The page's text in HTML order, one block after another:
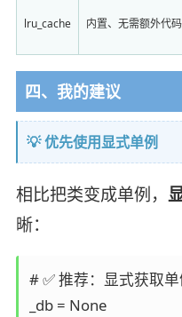
lru_cache 内置、无需额外代码
四、我的建议
💡 优先使用显式单例
相比把类变成单例，
晰：
# ✅ 推荐：显式获取单
_db = None